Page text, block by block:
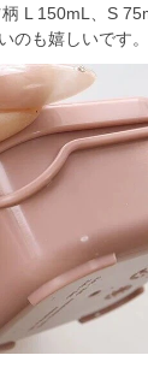
L 150mL、S
のも嬉しいです。